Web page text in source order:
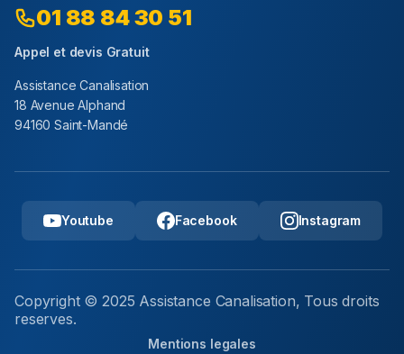
01 88 84 30 51
Appel et devis Gratuit
Assistance Canalisation
18 Avenue Alphand
94160 Saint-Mandé
Youtube Facebook Instagram
Copyright © 2025 Assistance Canalisation, Tous droits
reserves.
Mentions legales